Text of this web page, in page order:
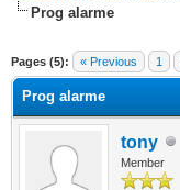
Prog alarme
Pages (5): « Previous 1
Prog alarme
tony
Member